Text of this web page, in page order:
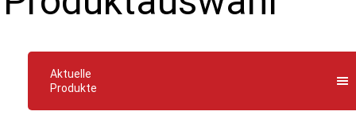
WEBSHOP
Aktuelle
Produkte